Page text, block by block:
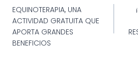
de
entradas
EQUINOTERAPIA, UNA
ACTIVIDAD GRATUITA QUE
APORTA GRANDES
BENEFICIOS